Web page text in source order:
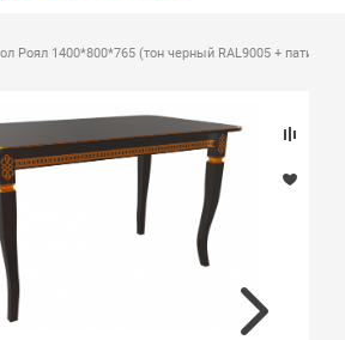
Роял 1400*800*765 (тон черный RAL9005 + патина